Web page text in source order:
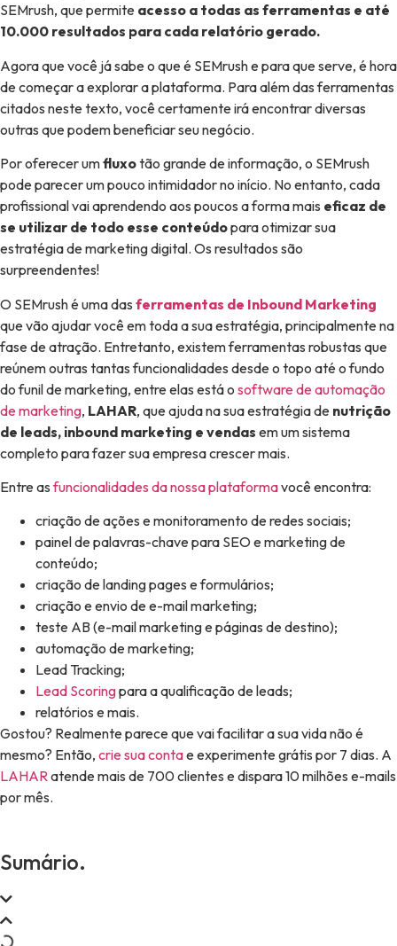
SEMrush, que permite acesso a todas as ferramentas e até
10.000 resultados para cada relatório gerado.
Agora que você já sabe o que é SEMrush e para que serve, é hora
de começar a explorar a plataforma. Para além das ferramentas
citados neste texto, você certamente irá encontrar diversas
outras que podem beneficiar seu negócio.
Por oferecer umfluxotão grande de informação, o SEMrush
pode parecer um pouco intimidador no início. No entanto, cada
profissional vai aprendendo aos poucos a forma mais eficaz de
se utilizar de todo esse conteúdopara otimizar sua
estratégia de marketing digital. Os resultados são
surpreendentes!
O SEMrush é uma das ferramentas de Inbound Marketing
que vão ajudar você em toda a sua estratégia, principalmente na
fase de atração. Entretanto, existem ferramentas robustas que
reúnem outras tantas funcionalidades desde o topo até o fundo
do funil de marketing, entre elas está o software de automação
de marketing, LAHAR, que ajuda na sua estratégia de nutrição
de leads, inbound marketing e vendas em um sistema
completo para fazer sua empresa crescer mais.
Entre asfuncionalidades da nossa plataformavocê encontra:
criação de ações e monitoramento de redes sociais;
painel de palavras-chave para SEO e marketing de
conteúdo;
criação de landing pages e formulários;
criação e envio de e-mail marketing;
teste AB (e-mail marketing e páginas de destino);
automação de marketing;
Lead Tracking;
Lead Scoringpara a qualificação de leads;
relatórios e mais.
Gostou? Realmente parece que vai facilitar a sua vida não é
mesmo? Então, crie sua contae experimente grátis por 7 dias. A
LAHARatende mais de 700 clientes e dispara 10 milhões e-mails
por mês.
Sumário.